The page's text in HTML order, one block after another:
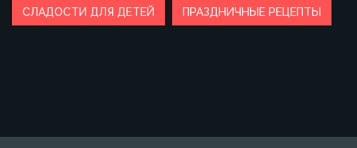
СЛАДОСТИ ДЛЯ ДЕТЕЙ ПРАЗДНИЧНЫЕ РЕЦЕПТЫ